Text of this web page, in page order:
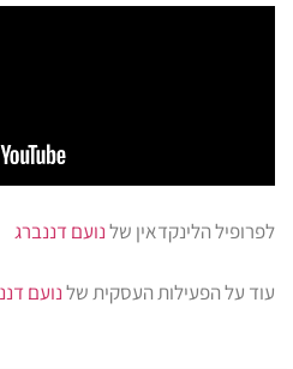
לפרופיל הלינקדאין שלנועם דננברג
עוד על הפעילות העסקית שלנועם